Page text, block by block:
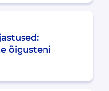
õigusteni